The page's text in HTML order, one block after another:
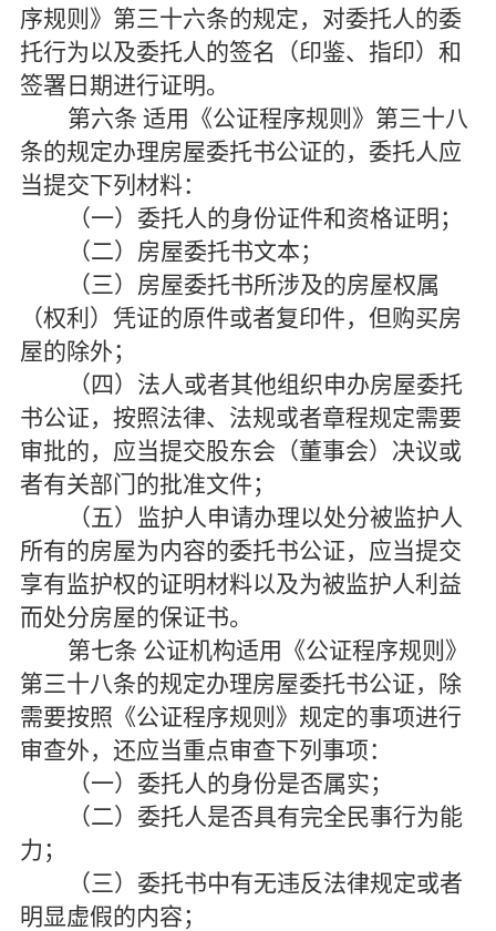
序规则》第三十六条的规定，对委托人的委
托行为以及委托人的签名（印鉴、指印）和
签署日期进行证明。
第六条 适用《公证程序规则》第三十八
条的规定办理房屋委托书公证的，委托人应
当提交下列材料：
（一）委托人的身份证件和资格证明；
（二）房屋委托书文本；
（三）房屋委托书所涉及的房屋权属
（权利）凭证的原件或者复印件，但购买房
屋的除外；
（四）法人或者其他组织申办房屋委托
书公证，按照法律、法规或者章程规定需要
审批的，应当提交股东会（董事会）决议或
者有关部门的批准文件；
（五）监护人申请办理以处分被监护人
所有的房屋为内容的委托书公证，应当提交
享有监护权的证明材料以及为被监护人利益
而处分房屋的保证书。
第七条 公证机构适用《公证程序规则》
第三十八条的规定办理房屋委托书公证，除
需要按照《公证程序规则》规定的事项进行
审查外，还应当重点审查下列事项：
（一）委托人的身份是否属实；
（二）委托人是否具有完全民事行为能
力；
（三）委托书中有无违反法律规定或者
明显虚假的内容；